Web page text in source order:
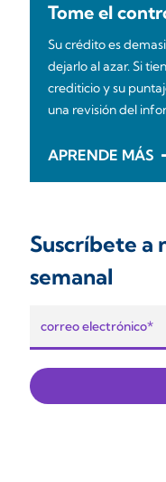
Tome el
Su crédito es
dejarlo al azar. Si
crediticio y su
una revisión del
APRENDE MÁS
Suscríbete a
semanal